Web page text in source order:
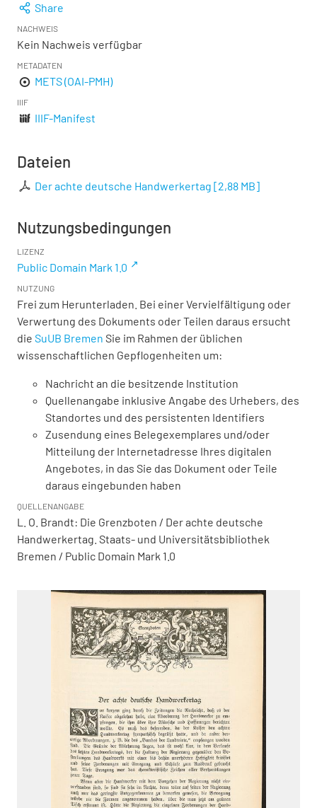
Share
NACHWEIS
Kein Nachweis verfügbar
METADATEN
METS (OAI-PMH)
IIIF
IIIF-Manifest
Dateien
Der achte deutsche Handwerkertag [2,88 MB]
Nutzungsbedingungen
LIZENZ
Public Domain Mark 1.0
NUTZUNG
Frei zum Herunterladen. Bei einer Vervielfältigung oder
Verwertung des Dokuments oder Teilen daraus ersucht
die SuUB Bremen Sie im Rahmen der üblichen
wissenschaftlichen Gepflogenheiten um:
Nachricht an die besitzende Institution
Quellenangabe inklusive Angabe des Urhebers, des
Standortes und des persistenten Identifiers
Zusendung eines Belegexemplares und/oder
Mitteilung der Internetadresse Ihres digitalen
Angebotes, in das Sie das Dokument oder Teile
daraus eingebunden haben
QUELLENANGABE
L. O. Brandt: Die Grenzboten / Der achte deutsche
Handwerkertag. Staats- und Universitätsbibliothek
Bremen / Public Domain Mark 1.0